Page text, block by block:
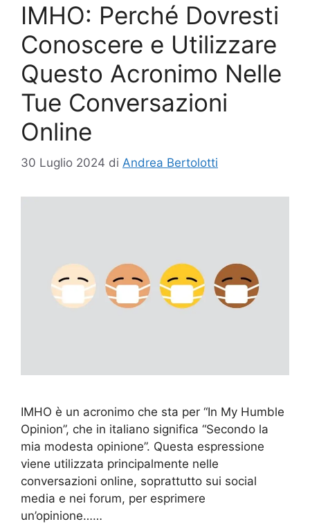
IMHO: Perché Dovresti
Conoscere e Utilizzare
Questo Acronimo Nelle
Tue Conversazioni
Online
30 Luglio 2024 di Andrea Bertolotti
IMHO è un acronimo che sta per “In My Humble
Opinion”, che in italiano significa “Secondo la
mia modesta opinione”. Questa espressione
viene utilizzata principalmente nelle
conversazioni online, soprattutto sui social
media e nei forum, per esprimere
un’opinione……